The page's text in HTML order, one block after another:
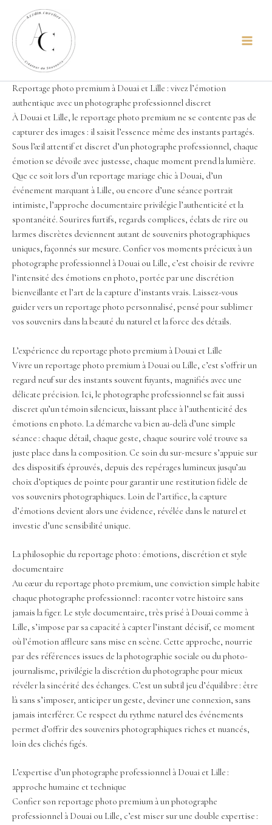
principal
contenu
Reportage photo premium à Douai et Lille : vivez l’émotion
authentique avec un photographe professionnel discret
À Douai et Lille, le reportage photo premium ne se contente pas de
capturer des images : il saisit l’essence même des instants partagés.
Sous l’œil attentif et discret d’un photographe professionnel, chaque
émotion se dévoile avec justesse, chaque moment prend la lumière.
Que ce soit lors d’un reportage mariage chic à Douai, d’un
événement marquant à Lille, ou encore d’une séance portrait
intimiste, l’approche documentaire privilégie l’authenticité et la
spontanéité. Sourires furtifs, regards complices, éclats de rire ou
larmes discrètes deviennent autant de souvenirs photographiques
uniques, façonnés sur mesure. Confier vos moments précieux à un
photographe professionnel à Douai ou Lille, c’est choisir de revivre
l’intensité des émotions en photo, portée par une discrétion
bienveillante et l’art de la capture d’instants vrais. Laissez-vous
guider vers un reportage photo personnalisé, pensé pour sublimer
vos souvenirs dans la beauté du naturel et la force des détails.
L’expérience du reportage photo premium à Douai et Lille
Vivre un reportage photo premium à Douai ou Lille, c’est s’offrir un
regard neuf sur des instants souvent fuyants, magnifiés avec une
délicate précision. Ici, le photographe professionnel se fait aussi
discret qu’un témoin silencieux, laissant place à l’authenticité des
émotions en photo. La démarche va bien au-delà d’une simple
séance : chaque détail, chaque geste, chaque sourire volé trouve sa
juste place dans la composition. Ce soin du sur-mesure s’appuie sur
des dispositifs éprouvés, depuis des repérages lumineux jusqu’au
choix d’optiques de pointe pour garantir une restitution fidèle de
vos souvenirs photographiques. Loin de l’artifice, la capture
d’émotions devient alors une évidence, révélée dans le naturel et
investie d’une sensibilité unique.
La philosophie du reportage photo : émotions, discrétion et style
documentaire
Au cœur du reportage photo premium, une conviction simple habite
chaque photographe professionnel : raconter votre histoire sans
jamais la figer. Le style documentaire, très prisé à Douai comme à
Lille, s’impose par sa capacité à capter l’instant décisif, ce moment
où l’émotion affleure sans mise en scène. Cette approche, nourrie
par des références issues de la photographie sociale ou du photo-
journalisme, privilégie la discrétion du photographe pour mieux
révéler la sincérité des échanges. C’est un subtil jeu d’équilibre : être
là sans s’imposer, anticiper un geste, deviner une connexion, sans
jamais interférer. Ce respect du rythme naturel des événements
permet d’offrir des souvenirs photographiques riches et nuancés,
loin des clichés figés.
L’expertise d’un photographe professionnel à Douai et Lille :
approche humaine et technique
Confier son reportage photo premium à un photographe
professionnel à Douai ou Lille, c’est miser sur une double expertise :